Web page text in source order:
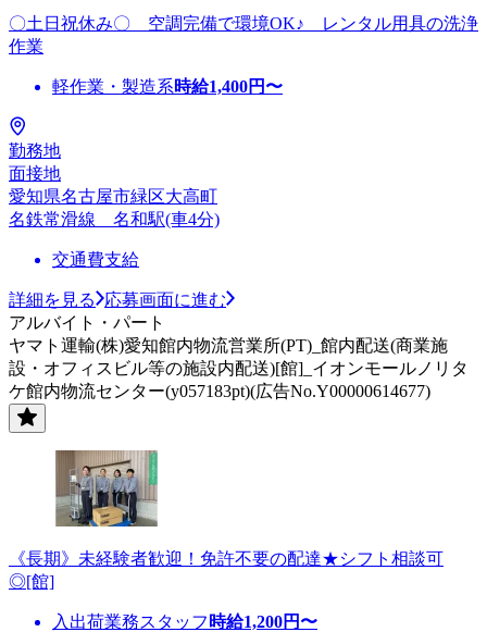
〇土日祝休み〇 空調完備で環境OK♪ レンタル用具の洗浄
作業
軽作業・製造系時給1,400円〜
勤務地
面接地
愛知県名古屋市緑区大高町
名鉄常滑線 名和駅(車4分)
交通費支給
詳細を見る
応募画面に進む
アルバイト・パート
ヤマト運輸(株)愛知館内物流営業所(PT)_館内配送(商業施
設・オフィスビル等の施設内配送)[館]_イオンモールノリタ
ケ館内物流センター(y057183pt)(広告No.Y00000614677)
《長期》未経験者歓迎！免許不要の配達★シフト相談可
◎[館]
入出荷業務スタッフ 時給1,200円〜